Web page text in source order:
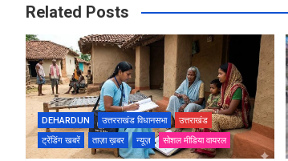
Related Posts
DEHARDUN उत्तरराखंड विधानसभा
उत्तराखंड
ट्रेंडिंग खबरें
ताज़ा ख़बर न्यूज़ सोशल मीडिया वायरल